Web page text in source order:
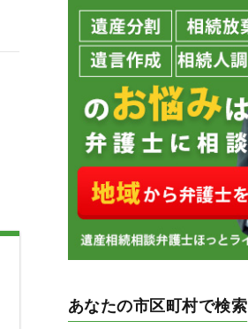
あなたの市区町村で検索